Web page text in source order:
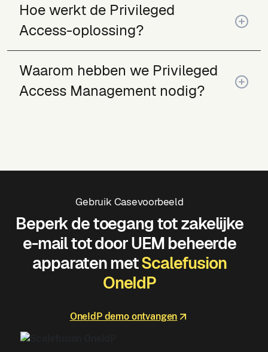
Hoe werkt de Privileged
Access-oplossing?
Waarom hebben we Privileged
Access Management nodig?
Gebruik Casevoorbeeld
Beperk de toegang tot zakelijke
e-mail tot door UEM beheerde
apparaten metScalefusion
OneIdP
OneIdP demo ontvangen